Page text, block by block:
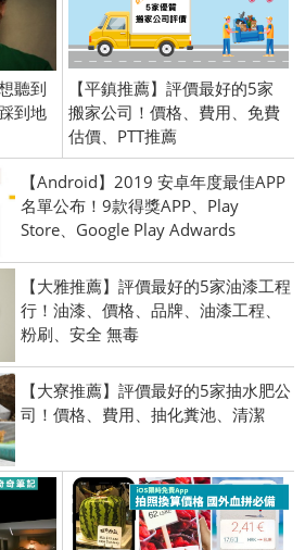
聽到
到地
【平鎮推薦】評價最好的5家
搬家公司！價格、費用、免費
估價、PTT推薦
【Android】2019 安卓年度最佳APP
名單公布！9款得獎APP、Play
Store、Google Play Adwards
【大雅推薦】評價最好的5家油漆工程
行！油漆、價格、品牌、油漆工程、
粉刷、安全 無毒
【大寮推薦】評價最好的5家抽水肥公
司！價格、費用、抽化糞池、清潔